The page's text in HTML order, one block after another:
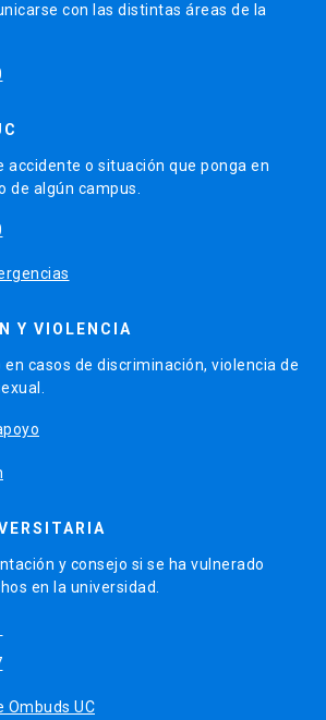
con las distintas áreas de la
accidente o situación que ponga en
de algún campus.
Y VIOLENCIA
casos de discriminación, violencia de
y consejo si se ha vulnerado
en la universidad.
Ombuds UC